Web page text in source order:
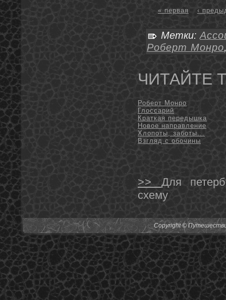
« первая ‹
Метки:
Роберт Монро
ЧИТАЙТЕ
Роберт Монро
Глоссарий
Краткая передышка
Новое направление
Хлопоты, заботы...
Взгляд с обочины
>> Для
схему
Copyright ©